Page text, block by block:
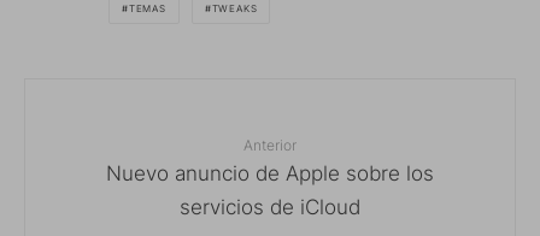
TEMAS TWEAKS
Anterior
Nuevo anuncio de Apple sobre los
servicios de iCloud